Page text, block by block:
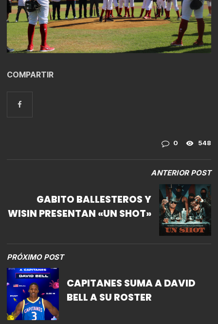
COMPARTIR
0 548
ANTERIOR POST
GABITO BALLESTEROS Y
WISIN PRESENTAN «UN SHOT»
PRÓXIMO POST
CAPITANES SUMA A DAVID
BELL A SU ROSTER